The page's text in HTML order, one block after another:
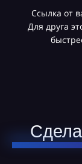
Ссылка от
Для друга